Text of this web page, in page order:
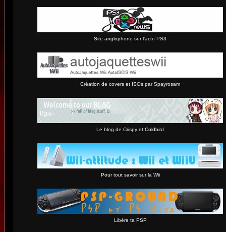
Site anglophone sur l'actu PS3
Création de covers et ISOs par Spayrosam
Le blog de Crispy et Coldbird
Pour tout savoir sur la Wii
Libère ta PSP